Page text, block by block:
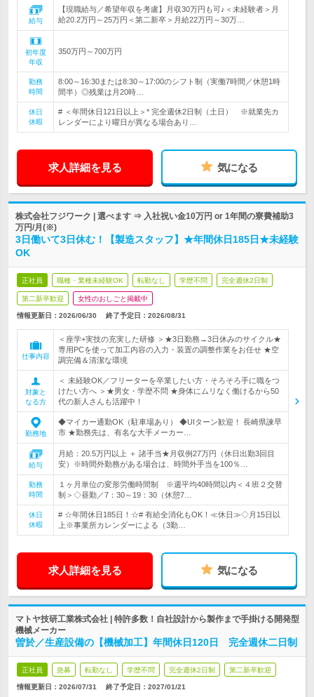
給与
【現職給与／希望年収を考慮】月収30万円も可♪＜未経験者＞月
給20.2万円～25万円＜第二新卒＞月給22万円～30万…
初年度
年収
350万円～700万円
勤務
時間
8:00～16:30または8:30～17:00のシフト制（実働7時間／休憩1時
間半）◎残業は月20時…
休日
休暇
# ＜年間休日121日以上＞* 完全週休2日制（土日） ※就業先カ
レンダーにより曜日が異なる場合あり…
求人詳細を見る 気になる
株式会社フジワーク | 選べます ⇒ 入社祝い金10万円 or 1年間の寮費補助3
万円/月(※)
3日働いて3日休む！【製造スタッフ】★年間休日185日★未経験
OK
正社員 職種・業種未経験OK 転勤なし 学歴不問 完全週休2日制
第二新卒歓迎 女性のおしごと掲載中
情報更新日：2026/06/30 終了予定日： 2026/08/31
仕事内容
＜座学+実技の充実した研修 ＞★3日勤務→3日休みのサイクル★
専用PCを使って加工内容の入力・装置の調整作業をお任せ ★空
調完備＆清潔な環境
対象と
なる方
＜ 未経験OK／フリーターを卒業したい方・そろそろ手に職をつ
けたい方へ ＞★男女・学歴不問 ★身体にムリなく働けるから50
代の新人さんも活躍中！
勤務地
◆マイカー通勤OK（駐車場あり） ◆UIターン歓迎！ 長崎県諫早
市 ★勤務先は、有名な大手メーカー…
給与
月給：20.5万円以上 ＋ 諸手当★月収例27万円（休日出勤3回目
安）※時間外勤務がある場合は、時間外手当を100％…
勤務
時間
１ヶ月単位の変形労働時間制 ※週平均40時間以内＜４班２交替
制＞◇昼勤／7：30～19：30（休憩7…
休日
休暇
# ☆年間休日185日！☆# 有給全消化もOK！≪休日≫◇月15日以
上※事業所カレンダーによる（3勤…
求人詳細を見る 気になる
マトヤ技研工業株式会社 | 特許多数！自社設計から製作まで手掛ける開発型
機械メーカー
曽於／生産設備の【機械加工】年間休日120日 完全週休二日制
正社員 急募 転勤なし 学歴不問 完全週休2日制 第二新卒歓迎
情報更新日：2026/07/31 終了予定日： 2027/01/21